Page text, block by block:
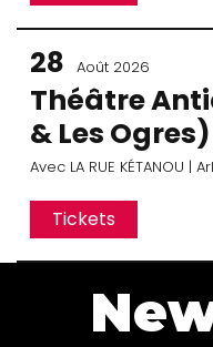
28 Août 2026
Théâtre
& Les Ogres)
Avec LA RUE KÉTANOU |
Tickets